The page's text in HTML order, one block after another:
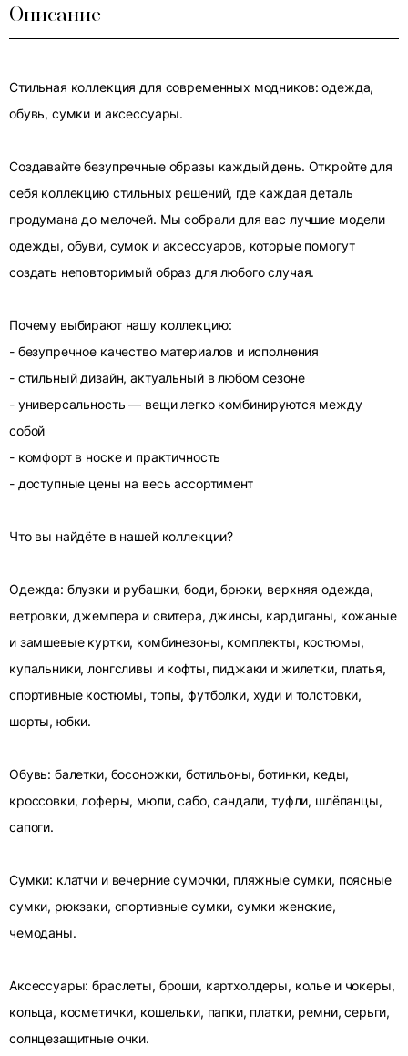
Описание
Стильная коллекция для современных модников: одежда,
обувь, сумки и аксессуары.
Создавайте безупречные образы каждый день. Откройте для
себя коллекцию стильных решений, где каждая деталь
продумана до мелочей. Мы собрали для вас лучшие модели
одежды, обуви, сумок и аксессуаров, которые помогут
создать неповторимый образ для любого случая.
Почему выбирают нашу коллекцию:
- безупречное качество материалов и исполнения
- стильный дизайн, актуальный в любом сезоне
- универсальность — вещи легко комбинируются между
собой
- комфорт в носке и практичность
- доступные цены на весь ассортимент
Что вы найдёте в нашей коллекции?
Одежда: блузки и рубашки, боди, брюки, верхняя одежда,
ветровки, джемпера и свитера, джинсы, кардиганы, кожаные
и замшевые куртки, комбинезоны, комплекты, костюмы,
купальники, лонгсливы и кофты, пиджаки и жилетки, платья,
спортивные костюмы, топы, футболки, худи и толстовки,
шорты, юбки.
Обувь: балетки, босоножки, ботильоны, ботинки, кеды,
кроссовки, лоферы, мюли, сабо, сандали, туфли, шлёпанцы,
сапоги.
Сумки: клатчи и вечерние сумочки, пляжные сумки, поясные
сумки, рюкзаки, спортивные сумки, сумки женские,
чемоданы.
Аксессуары: браслеты, броши, картхолдеры, колье и чокеры,
кольца, косметички, кошельки, папки, платки, ремни, серьги,
солнцезащитные очки.